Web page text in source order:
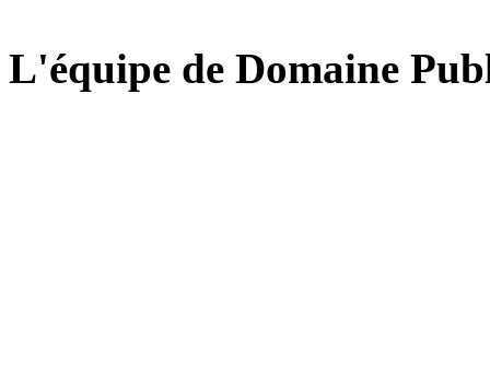
L'équipe de Domaine